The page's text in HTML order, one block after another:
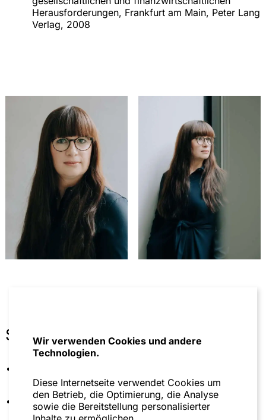
Wir verwenden Cookies und andere
Technologien.
Diese Internetseite verwendet Cookies um
den Betrieb, die Optimierung, die Analyse
sowie die Bereitstellung personalisierter
Herausforderungen, Frankfurt am Main, Peter Lang
Verlag, 2008
Sonstiges
(IFA) Rhein/Main/Neckar
Stellvertretende Vorsitzende des deutschen
Women of IFA Network (WIN) sowie Leitung des